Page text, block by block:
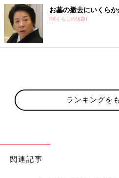
お墓の撤去にいくら
PR(くらしの話題)
ランキングを
関連記事